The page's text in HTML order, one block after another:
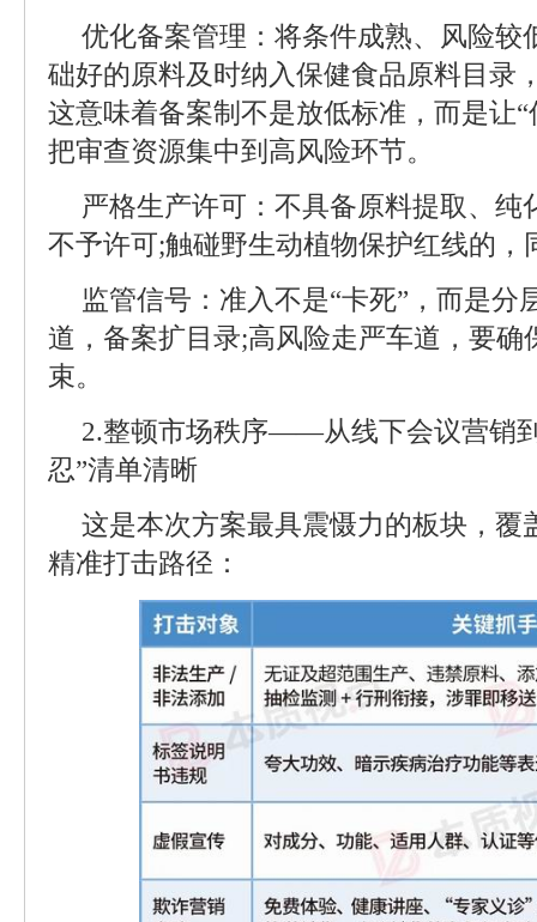
优化备案管理：将条件成熟、风险较
础好的原料及时纳入保健食品原料目
这意味着备案制不是放低标准，而是让
把审查资源集中到高风险环节。
严格生产许可：不具备原料提取、纯
不予许可;触碰野生动植物保护红线的，
监管信号：准入不是“卡死”，而是
道，备案扩目录;高风险走严车道，要确
束。
2.整顿市场秩序——从线下会议营销
忍”清单清晰
这是本次方案最具震慑力的板块，覆
精准打击路径：